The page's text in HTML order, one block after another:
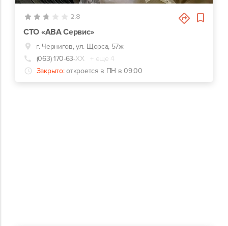
2.8
СТО «АВА Сервис»
г. Чернигов, ул. Щорса, 57ж
(063) 170-63-ХХ
+ еще 4
Закрыто: откроется в ПН в 09:00